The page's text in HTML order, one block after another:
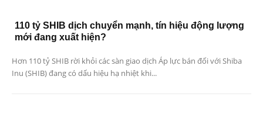
110 tỷ SHIB dịch chuyển mạnh, tín hiệu động lượng
mới đang xuất hiện?
Hơn 110 tỷ SHIB rời khỏi các sàn giao dịch Áp lực bán đối với Shiba
Inu (SHIB) đang có dấu hiệu hạ nhiệt khi...